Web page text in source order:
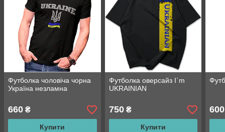
Футболка чоловіча чорна
Україна незламна
660 ₴
Купити
Футболка оверсайз I`m
UKRAINIAN
750₴
Купити
600